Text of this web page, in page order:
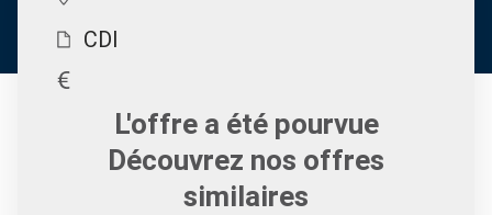
CDI
L'offre a été pourvue
Découvrez nos offres
similaires